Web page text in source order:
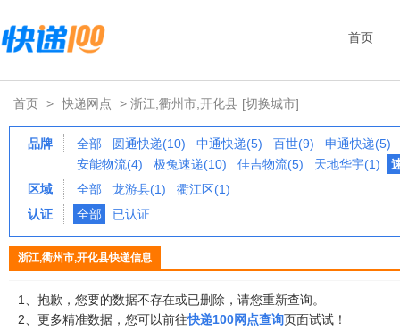
首页
首页 > 快递网点 > 浙江,衢州市,开化县 [切换城市]
品牌 全部 圆通快递(10) 中通快递(5) 百世(9)
申通快递(5)
安能物流(4)
极兔速递(10) 佳吉物流(5) 天地华宇(1)
区域
全部 龙游县(1)
衢江区(1)
认证
全部 已认证
浙江,衢州市,开化县快递信息
1、抱歉，您要的数据不存在或已删除，请您重新查询。
2、更多精准数据，您可以前往快递100网点查询页面试试！